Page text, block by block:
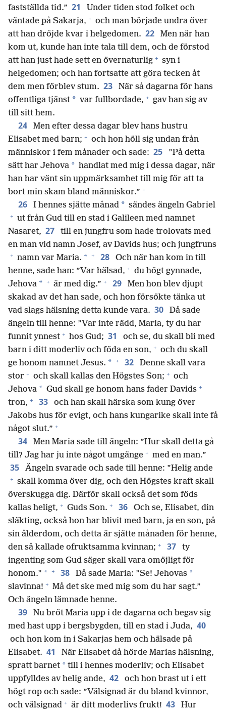
fastställda tid.” 21
Under tiden stod folket och
väntade på Sakarja, + och man började undra över
att han dröjde kvar i helgedomen. 22
Men när han
kom ut, kunde han inte tala till dem, och de förstod
att han just hade sett en övernaturlig + syn i
helgedomen; och han fortsatte att göra tecken åt
dem men förblev stum. 23
När så dagarna för hans
offentliga tjänst * var fullbordade, + gav han sig av
till sitt hem.
24
Men efter dessa dagar blev hans hustru
Elisabet med barn; + och hon höll sig undan från
människor i fem månader och sade: 25
”På detta
sätt har Jehova * handlat med mig i dessa dagar, när
han har vänt sin uppmärksamhet till mig för att ta
bort min skam bland människor.” +
26 I hennes sjätte månad * sändes ängeln Gabriel
+ ut från Gud till en stad i Galileen med namnet
Nasaret, 27
till en jungfru som hade trolovats med
en man vid namn Josef, av Davids hus; och jungfruns
+ namn var Maria. * + 28
Och när han kom in till
henne, sade han: ”Var hälsad, + du högt gynnade,
Jehova * + är med dig.” + 29
Men hon blev djupt
skakad av det han sade, och hon försökte tänka ut
vad slags hälsning detta kunde vara. 30
Då sade
ängeln till henne: ”Var inte rädd, Maria, ty du har
funnit ynnest + hos Gud; 31
och se, du skall bli med
barn i ditt moderliv och föda en son, + och du skall
ge honom namnet Jesus. * + 32
Denne skall vara
stor + och skall kallas den Högstes Son; + och
Jehova * Gud skall ge honom hans fader Davids +
tron, + 33
och han skall härska som kung över
Jakobs hus för evigt, och hans kungarike skall inte få
något slut.” +
34
Men Maria sade till ängeln: ”Hur skall detta gå
till? Jag har ju inte något umgänge + med en man.”
35 Ängeln svarade och sade till henne: ”Helig ande
+ skall komma över dig, och den Högstes kraft skall
överskugga dig. Därför skall också det som föds
kallas heligt, + Guds Son. + 36
Och se, Elisabet, din
släkting, också hon har blivit med barn, ja en son, på
sin ålderdom, och detta är sjätte månaden för henne,
den så kallade ofruktsamma kvinnan; + 37
ty
ingenting som Gud säger skall vara omöjligt för
honom.” * + 38 Då sade Maria: ”Se! Jehovas *
slavinna! + Må det ske med mig som du har sagt.”
Och ängeln lämnade henne.
39
Nu bröt Maria upp i de dagarna och begav sig
med hast upp i bergsbygden, till en stad i Juda, 40
och hon kom in i Sakarjas hem och hälsade på
Elisabet. 41
När Elisabet då hörde Marias hälsning,
spratt barnet * till i hennes moderliv; och Elisabet
uppfylldes av helig ande, 42
och hon brast ut i ett
högt rop och sade: ”Välsignad är du bland kvinnor,
och välsignad + är ditt moderlivs frukt! 43
Hur